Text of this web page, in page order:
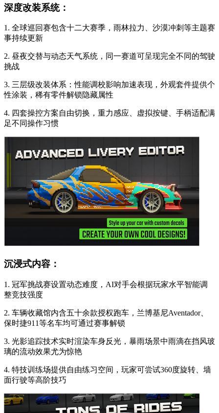
深度改装系统：
1. 全球巡回赛包含十二大赛季，雨林拉力、沙漠冲刺等主题赛
事持续更新
2. 昼夜交替与动态天气系统，同一赛道可呈现完全不同的驾驶
挑战
3. 三层级改装体系：性能调校影响加速表现，外观套件提供个
性涂装，稀有零件解锁隐藏属性
4. 四套操控方案自由切换，重力感应、虚拟按键、手柄适配满
足不同操作习惯
沉浸式内容：
1. 冠军挑战赛设置动态难度，AI对手会根据玩家水平智能调
整竞技强度
2. 车辆收藏馆内含五十余款授权跑车，兰博基尼Aventador、
保时捷911等名车均可通过赛事解锁
3. 光影追踪技术实时渲染车身反光，暴雨场景中雨滴在挡风玻
璃的流动效果尤为惊艳
4. 特技训练场提供自由练习空间，玩家可尝试360度旋转、墙
面行驶等高阶技巧